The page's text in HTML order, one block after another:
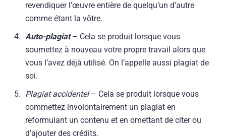
revendiquer l’œuvre entière de quelqu’un d’autre
comme étant la vôtre.
Auto-plagiat– Cela se produit lorsque vous
soumettez à nouveau votre propre travail alors que
vous l’avez déjà utilisé. On l’appelle aussi plagiat de
soi.
Plagiat accidentel– Cela se produit lorsque vous
commettez involontairement un plagiat en
reformulant un contenu et en omettant de citer ou
d’ajouter des crédits.